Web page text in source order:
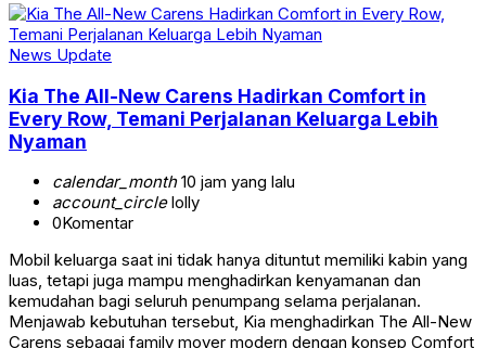
News Update
Kia The All-New Carens Hadirkan Comfort in
Every Row, Temani Perjalanan Keluarga Lebih
Nyaman
calendar_month10 jam yang lalu
account_circlelolly
0Komentar
Mobil keluarga saat ini tidak hanya dituntut memiliki kabin yang
luas, tetapi juga mampu menghadirkan kenyamanan dan
kemudahan bagi seluruh penumpang selama perjalanan.
Menjawab kebutuhan tersebut, Kia menghadirkan The All-New
Carens sebagai family mover modern dengan konsep Comfort